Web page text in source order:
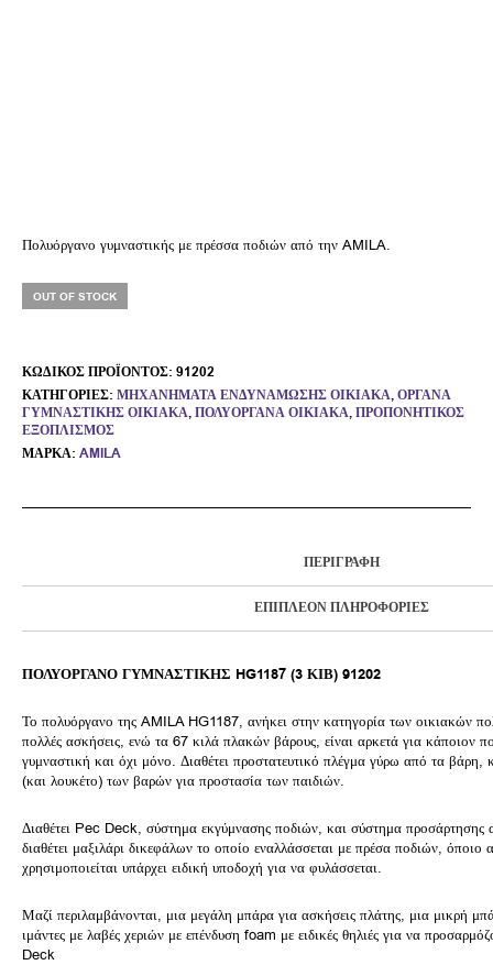
Πολυόργανο γυμναστικής με πρέσσα ποδιών από την AMILA.
OUT OF STOCK
ΚΩΔΙΚΌΣ ΠΡΟΪΌΝΤΟΣ: 91202
ΚΑΤΗΓΟΡΊΕΣ: ΜΗΧΑΝΉΜΑΤΑ ΕΝΔΥΝΆΜΩΣΗΣ ΟΙΚΙΑΚΆ,ΌΡΓΑΝΑ
ΓΥΜΝΑΣΤΙΚΉΣ ΟΙΚΙΑΚΆ,ΠΟΛΥΌΡΓΑΝΑ ΟΙΚΙΑΚΆ,ΠΡΟΠΟΝΗΤΙΚΌΣ
ΕΞΟΠΛΙΣΜΌΣ
ΜΆΡΚΑ: AMILA
ΠΕΡΙΓΡΑΦΉ
ΕΠΙΠΛΈΟΝ ΠΛΗΡΟΦΟΡΊΕΣ
ΠΟΛΥΟΡΓΑΝΟ ΓΥΜΝΑΣΤΙΚΗΣ HG1187 (3 ΚΙΒ) 91202
Το πολυόργανο της AMILA HG1187, ανήκει στην κατηγορία των οικιακών
πολλές ασκήσεις, ενώ τα 67 κιλά πλακών βάρους, είναι αρκετά για κάποιον
γυμναστική και όχι μόνο. Διαθέτει προστατευτικό πλέγμα γύρω από τα βάρη,
(και λουκέτο) των βαρών για προστασία των παιδιών.
Διαθέτει Pec Deck, σύστημα εκγύμνασης ποδιών, και σύστημα προσάρτησης
διαθέτει μαξιλάρι δικεφάλων το οποίο εναλλάσσεται με πρέσα ποδιών, όποιο
χρησιμοποιείται υπάρχει ειδική υποδοχή για να φυλάσσεται.
Μαζί περιλαμβάνονται, μια μεγάλη μπάρα για ασκήσεις πλάτης, μια μικρή
ιμάντες με λαβές χεριών με επένδυση foam με ειδικές θηλιές για να
Deck